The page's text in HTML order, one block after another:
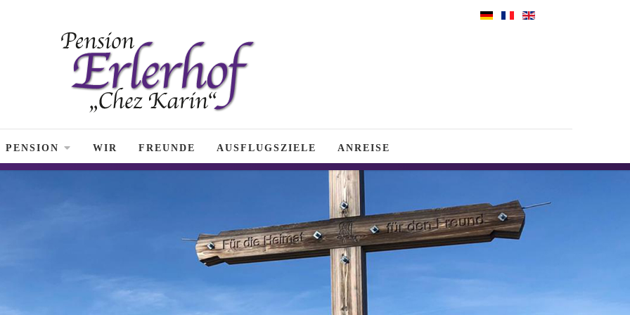
PENSION WIR FREUNDE AUSFLUGSZIELE ANREISE